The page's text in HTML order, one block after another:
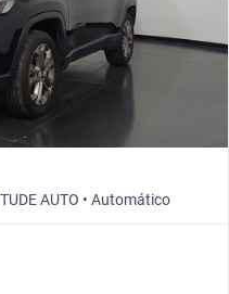
AUTO • Automático